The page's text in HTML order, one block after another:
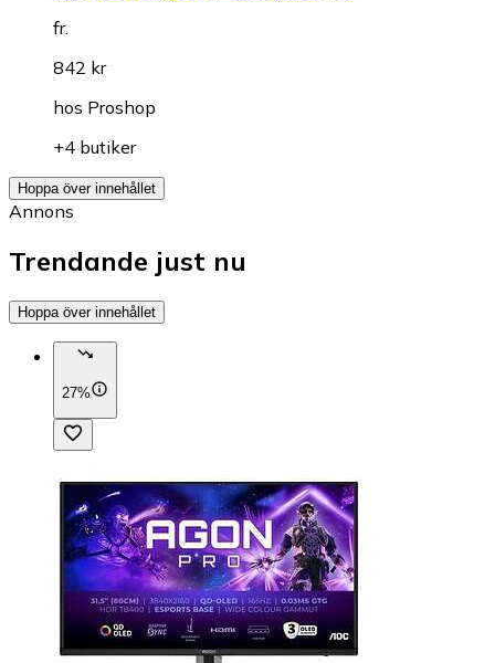
fr.
842 kr
hos Proshop
+4 butiker
Hoppa över innehållet
Annons
Trendande just nu
Hoppa över innehållet
27%